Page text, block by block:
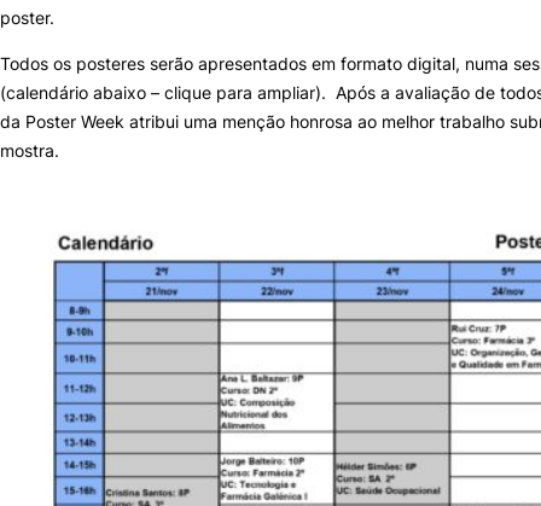
Sugestões, Elogios, Reclamações Política de Privacidade e Cookies
poster.
Todos os posteres serão apresentados em formato digital, numa
(calendário abaixo – clique para ampliar). Após a avaliação de
da Poster Week atribui uma menção honrosa ao melhor trabalho
mostra.